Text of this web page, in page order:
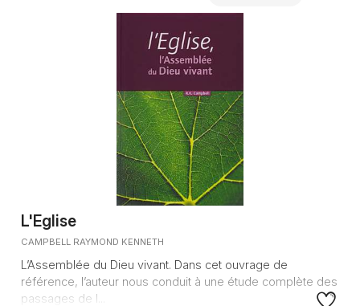
L'Eglise
CAMPBELL RAYMOND KENNETH
L’Assemblée du Dieu vivant. Dans cet ouvrage de
référence, l’auteur nous conduit à une étude complète des
passages de l...